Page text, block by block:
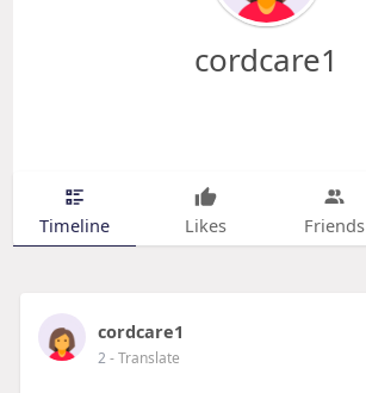
cordcare1
Timeline Likes Friends
cordcare1
2- Translate